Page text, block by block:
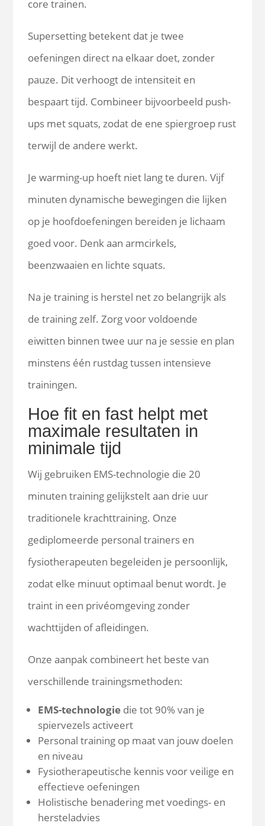
core trainen.
Supersetting betekent dat je twee
oefeningen direct na elkaar doet, zonder
pauze. Dit verhoogt de intensiteit en
bespaart tijd. Combineer bijvoorbeeld push-
ups met squats, zodat de ene spiergroep rust
terwijl de andere werkt.
Je warming-up hoeft niet lang te duren. Vijf
minuten dynamische bewegingen die lijken
op je hoofdoefeningen bereiden je lichaam
goed voor. Denk aan armcirkels,
beenzwaaien en lichte squats.
Na je training is herstel net zo belangrijk als
de training zelf. Zorg voor voldoende
eiwitten binnen twee uur na je sessie en plan
minstens één rustdag tussen intensieve
trainingen.
Hoe fit en fast helpt met
maximale resultaten in
minimale tijd
Wij gebruiken EMS-technologie die 20
minuten training gelijkstelt aan drie uur
traditionele krachttraining. Onze
gediplomeerde personal trainers en
fysiotherapeuten begeleiden je persoonlijk,
zodat elke minuut optimaal benut wordt. Je
traint in een privéomgeving zonder
wachttijden of afleidingen.
Onze aanpak combineert het beste van
verschillende trainingsmethoden:
EMS-technologie die tot 90% van je
spiervezels activeert
Personal training op maat van jouw doelen
en niveau
Fysiotherapeutische kennis voor veilige en
effectieve oefeningen
Holistische benadering met voedings- en
hersteladvies